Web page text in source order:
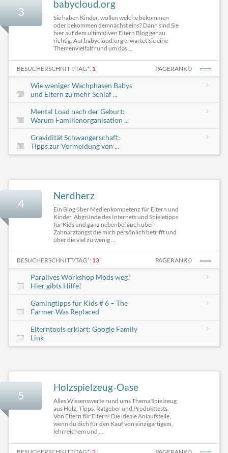
3
babycloud.org
Sie haben Kinder, wollen welche bekommen
oder bekommen demnächst eins? Dann sind Sie
hier auf dem ultimativen Eltern Blog genau
richtig. Auf babycloud.org erwartet Sie eine
Themenvielfalt rund um das ...
BESUCHERSCHNITT/TAG*: 1 PAGERANK 0
Wie weniger Wachphasen Babys
und Eltern zu mehr Schlaf ...
Mental Load nach der Geburt:
Warum Familienorganisation ...
Gravidität Schwangerschaft:
Tipps zur Vermeidung von ...
4
Nerdherz
Ein Blog über Medienkompetenz für Eltern und
Kinder, Abgründe des Internets und Spieletipps
für Kids und ganz nebenbei auch über
Zahnarztangst die mich persönlich betrifft und
über die viel zu wenig ...
BESUCHERSCHNITT/TAG*: 13 PAGERANK 0
Paralives Workshop Mods weg?
Hier gibts Hilfe!
Gamingtipps für Kids # 6 – The
Farmer Was Replaced
Elterntools erklärt: Google Family
Link
5
Holzspielzeug-Oase
Alles Wissenswerte rund ums Thema Spielzeug
aus Holz: Tipps, Ratgeber und Produkttests.
Von Eltern für Eltern! Die ideale Anlaufstelle,
wenn du dich für den Kauf von einzigartigem,
lehrreichem und ...